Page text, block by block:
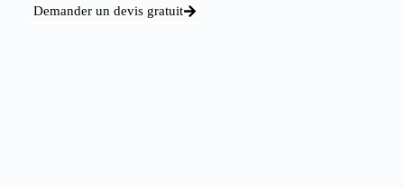
Demander un devis gratuit